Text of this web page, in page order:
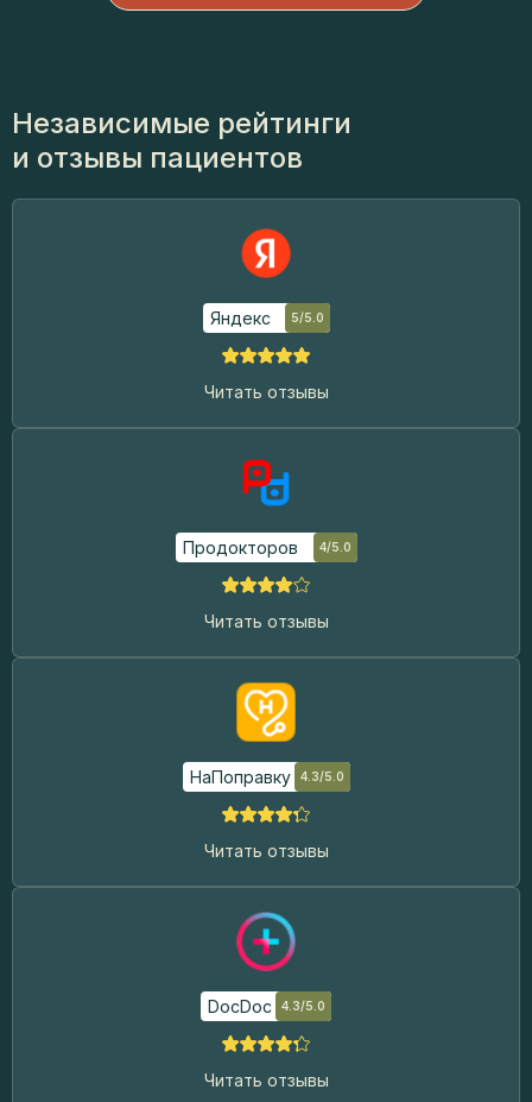
Независимые рейтинги
и отзывы пациентов
Яндекс 5/5.0
Читать отзывы
Продокторов 4/5.0
Читать отзывы
НаПоправку 4.3/5.0
Читать отзывы
DocDoc 4.3/5.0
Читать отзывы